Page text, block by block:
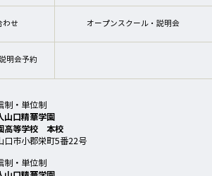
わせ オープンスクール・説明会
明会予約
制・単位制
山口精華学園
高等学校 本校
口市小郡栄町5番22号
制・単位制